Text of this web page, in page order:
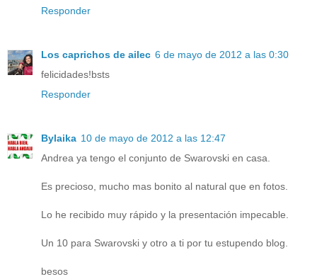
Responder
Los caprichos de ailec 6 de mayo de 2012 a las 0:30
felicidades!bsts
Responder
Bylaika 10 de mayo de 2012 a las 12:47
Andrea ya tengo el conjunto de Swarovski en casa.
Es precioso, mucho mas bonito al natural que en fotos.
Lo he recibido muy rápido y la presentación impecable.
Un 10 para Swarovski y otro a ti por tu estupendo blog.
besos